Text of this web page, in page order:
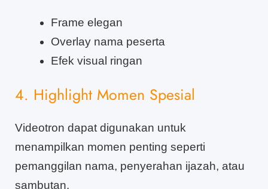
Frame elegan
Overlay nama peserta
Efek visual ringan
4. Highlight Momen Spesial
Videotron dapat digunakan untuk
menampilkan momen penting seperti
pemanggilan nama, penyerahan ijazah, atau
sambutan.